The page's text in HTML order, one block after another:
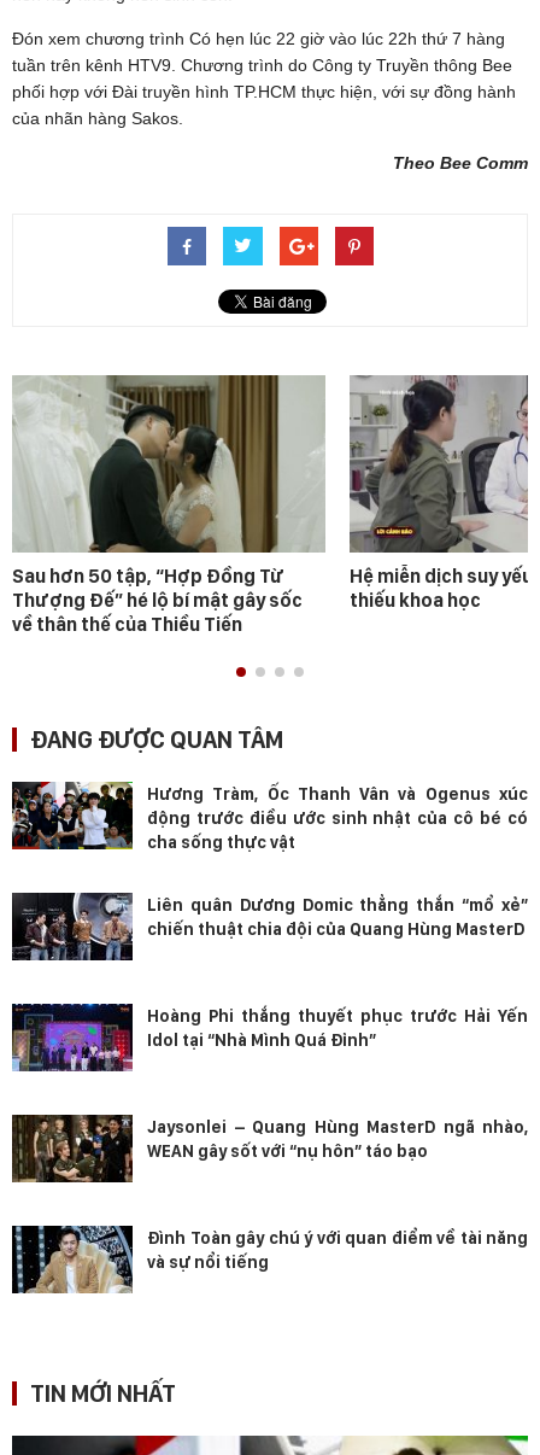
Đón xem chương trình Có hẹn lúc 22 giờ vào lúc 22h thứ 7 hàng
tuần trên kênh HTV9. Chương trình do Công ty Truyền thông Bee
phối hợp với Đài truyền hình TP.HCM thực hiện, với sự đồng hành
của nhãn hàng Sakos.
Theo Bee Comm
Sau hơn 50 tập, “Hợp Đồng Từ
Thượng Đế” hé lộ bí mật gây sốc
về thân thế của Thiều Tiến
Hệ miễn dịch suy
thiếu khoa học
ĐANG ĐƯỢC QUAN TÂM
Hương Tràm, Ốc Thanh Vân và Ogenus xúc
động trước điều ước sinh nhật của cô bé có
cha sống thực vật
Liên quân Dương Domic thẳng thắn “mổ xẻ”
chiến thuật chia đội của Quang Hùng MasterD
Hoàng Phi thắng thuyết phục trước Hải Yến
Idol tại “Nhà Mình Quá Đỉnh”
Jaysonlei – Quang Hùng MasterD ngã nhào,
WEAN gây sốt với “nụ hôn” táo bạo
Đình Toàn gây chú ý với quan điểm về tài năng
và sự nổi tiếng
TIN MỚI NHẤT